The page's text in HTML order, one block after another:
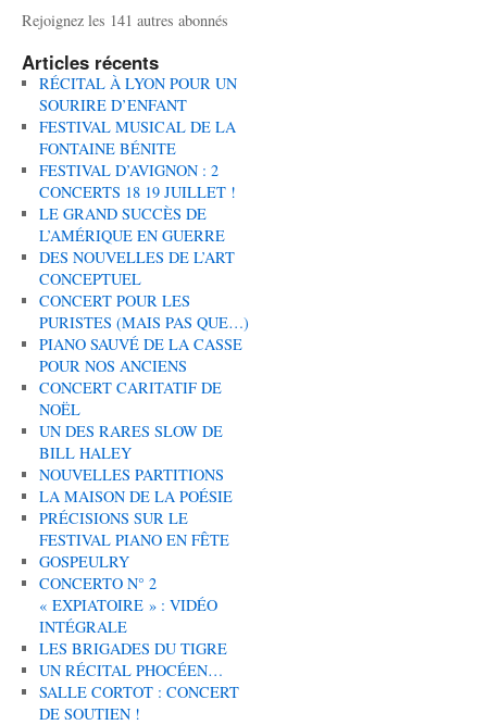
Rejoignez les 141 autres abonnés
Articles récents
RÉCITAL À LYON POUR UN
SOURIRE D’ENFANT
FESTIVAL MUSICAL DE LA
FONTAINE BÉNITE
FESTIVAL D’AVIGNON : 2
CONCERTS 18 19 JUILLET !
LE GRAND SUCCÈS DE
L’AMÉRIQUE EN GUERRE
DES NOUVELLES DE L’ART
CONCEPTUEL
CONCERT POUR LES
PURISTES (MAIS PAS QUE…)
PIANO SAUVÉ DE LA CASSE
POUR NOS ANCIENS
CONCERT CARITATIF DE
NOËL
UN DES RARES SLOW DE
BILL HALEY
NOUVELLES PARTITIONS
LA MAISON DE LA POÉSIE
PRÉCISIONS SUR LE
FESTIVAL PIANO EN FÊTE
GOSPEULRY
CONCERTO N° 2
« EXPIATOIRE » : VIDÉO
INTÉGRALE
LES BRIGADES DU TIGRE
UN RÉCITAL PHOCÉEN…
SALLE CORTOT : CONCERT
DE SOUTIEN !